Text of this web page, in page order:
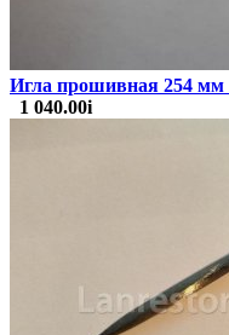
Игла прошивная 254 мм
1 040.00i